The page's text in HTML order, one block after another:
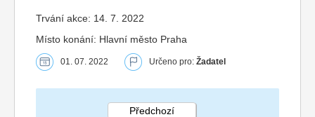
Trvání akce: 14. 7. 2022
Místo konání: Hlavní město Praha
01. 07. 2022 Určeno pro: Žadatel
Předchozí